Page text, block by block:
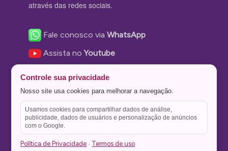
através das redes sociais.
Fale conosco viaWhatsApp
Assista noYoutube
Nos siga no Instagram
Nos siga noTwitter
Salve no
Controle sua privacidade
Nosso site usa cookies para melhorar a navegação.
Usamos cookies para compartilhar dados de análise,
publicidade, dados de usuários e personalização de anúncios
com o Google.
Política de Privacidade · Termos de uso